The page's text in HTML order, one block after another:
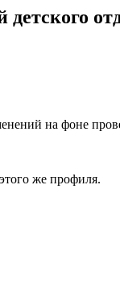
на фоне
же профиля.